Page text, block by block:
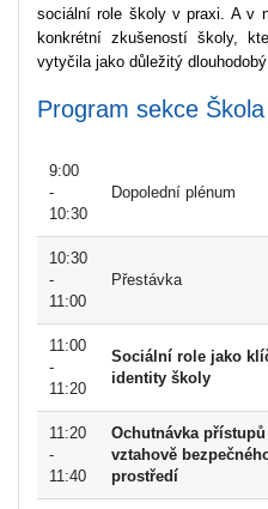
sociální role školy v praxi. A v
konkrétní zkušeností školy,
vytyčila jako důležitý dlouhodobý
Program sekce
9:00
-
10:30
Dopolední plénum
10:30
-
11:00
Přestávka
11:00
-
11:20
Sociální role jako
identity školy
11:20
-
11:40
Ochutnávka
vztahově
prostředí